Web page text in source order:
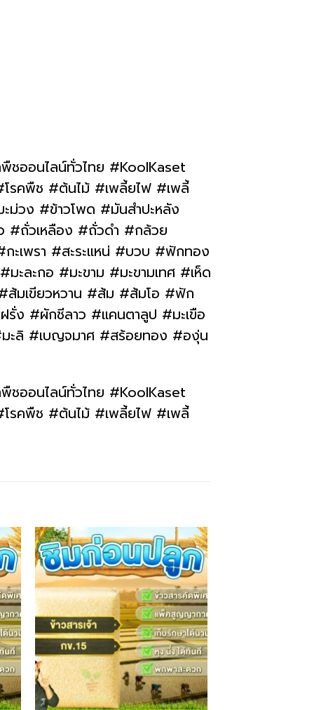
ออนไลน์ทั่วไทย #KoolKaset
คพืช #ต้นไม้ #เพลี้ยไฟ #เพลี้
วง #ข้าวโพด #มันสำปะหลัง
#ถั่วเหลือง #ถั่วดำ #กล้วย
ะเพรา #สะระแหน่ #บวบ #ฟักทอง
ะละกอ #มะขาม #มะขามเทศ #เห็ด
ส้มเขียวหวาน #ส้ม #ส้มโอ #ฟัก
#ผักชีลาว #แคนตาลูป #มะเขือ
#มะลิ #เบญจมาศ #สร้อยทอง #องุ่น
ออนไลน์ทั่วไทย #KoolKaset
คพืช #ต้นไม้ #เพลี้ยไฟ #เพลี้